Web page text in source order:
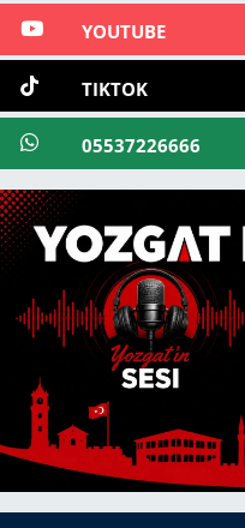
YOUTUBE
TIKTOK
05537226666